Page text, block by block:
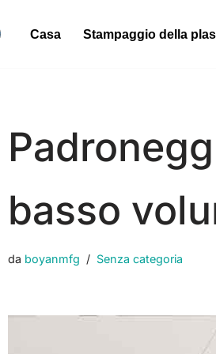
Casa Stampaggio della
basso
da boyanmfg Senza categoria